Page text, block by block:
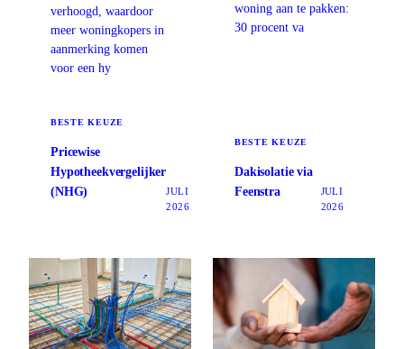
verhoogd, waardoor
meer woningkopers in
aanmerking komen
voor een hy
BESTE KEUZE
Pricewise
Hypotheekvergelijker
(NHG)
JULI
2026
woning aan te pakken:
30 procent va
BESTE KEUZE
Dakisolatie via
Feenstra
JULI
2026